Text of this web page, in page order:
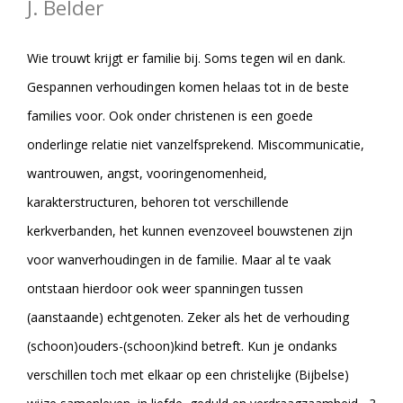
J. Belder
Wie trouwt krijgt er familie bij. Soms tegen wil en dank.
Gespannen verhoudingen komen helaas tot in de beste
families voor. Ook onder christenen is een goede
onderlinge relatie niet vanzelfsprekend. Miscommunicatie,
wantrouwen, angst, vooringenomenheid,
karakterstructuren, behoren tot verschillende
kerkverbanden, het kunnen evenzoveel bouwstenen zijn
voor wanverhoudingen in de familie. Maar al te vaak
ontstaan hierdoor ook weer spanningen tussen
(aanstaande) echtgenoten. Zeker als het de verhouding
(schoon)ouders-(schoon)kind betreft. Kun je ondanks
verschillen toch met elkaar op een christelijke (Bijbelse)